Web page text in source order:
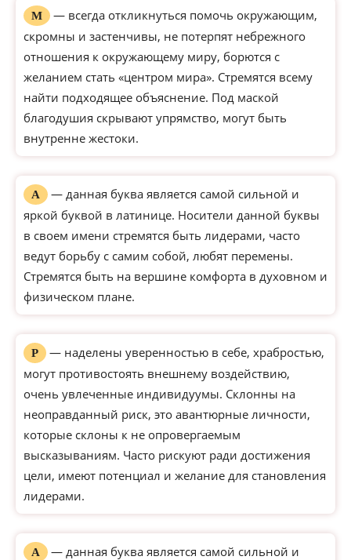
М
— всегда откликнуться помочь окружающим,
скромны и застенчивы, не потерпят небрежного
отношения к окружающему миру, борются с
желанием стать «центром мира». Стремятся всему
найти подходящее объяснение. Под маской
благодушия скрывают упрямство, могут быть
внутренне жестоки.
А
— данная буква является самой сильной и
яркой буквой в латинице. Носители данной буквы
в своем имени стремятся быть лидерами, часто
ведут борьбу с самим собой, любят перемены.
Стремятся быть на вершине комфорта в духовном и
физическом плане.
Р
— наделены уверенностью в себе, храбростью,
могут противостоять внешнему воздействию,
очень увлеченные индивидуумы. Склонны на
неоправданный риск, это авантюрные личности,
которые склоны к не опровергаемым
высказываниям. Часто рискуют ради достижения
цели, имеют потенциал и желание для становления
лидерами.
А
— данная буква является самой сильной и